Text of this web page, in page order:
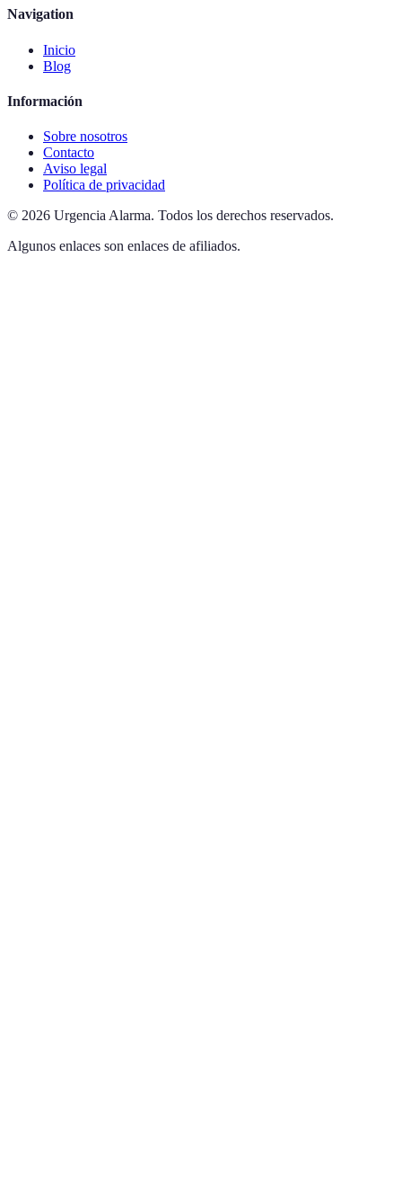
Navigation
Inicio
Blog
Información
Sobre nosotros
Contacto
Aviso legal
Política de privacidad
© 2026 Urgencia Alarma. Todos los derechos reservados.
Algunos enlaces son enlaces de afiliados.